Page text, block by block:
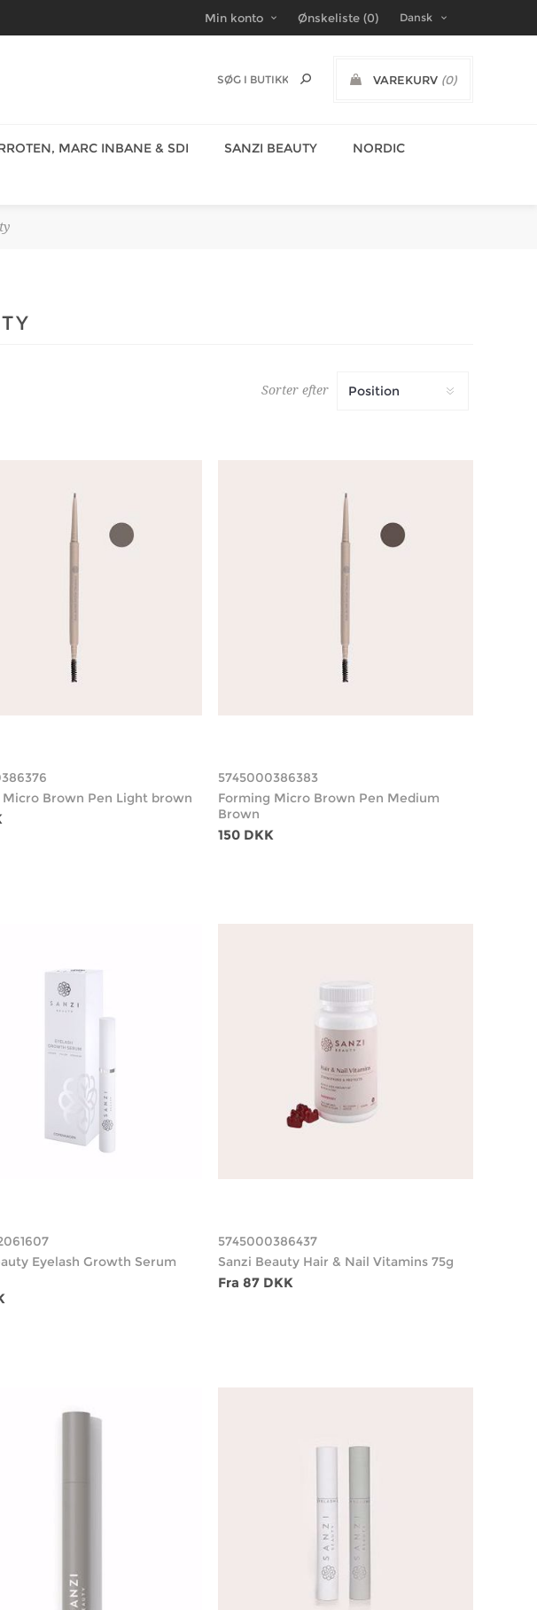
Min konto Ønskeliste (0)
VAREKURV (0)
MARC INBANE & SDI SANZI BEAUTY NORDIC
Sorter efter
Micro Brown Pen Light brown
5745000386383
Forming Micro Brown Pen Medium
Brown
150 DKK
Eyelash Growth Serum
5745000386437
Sanzi Beauty Hair & Nail Vitamins 75g
Fra 87 DKK